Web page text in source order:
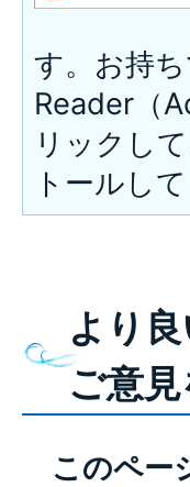
す。お持
Reader（
リックし
トールし
より
ご意
このペー